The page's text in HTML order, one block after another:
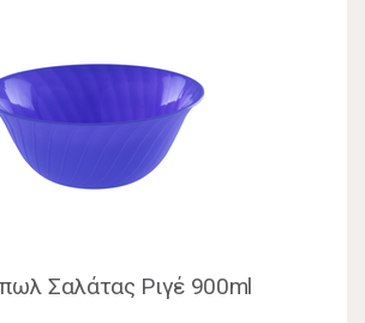
Σαλάτας Ριγέ 900ml